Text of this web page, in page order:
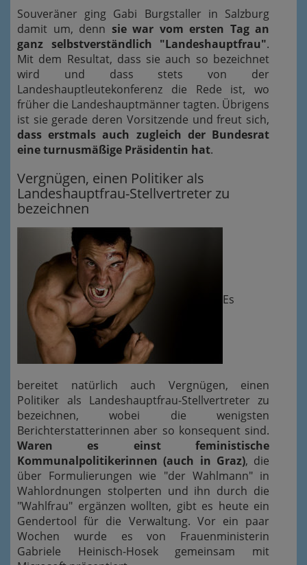
Souveräner ging Gabi Burgstaller in Salzburg
damit um, denn sie war vom ersten Tag an
ganz selbstverständlich "Landeshauptfrau".
Mit dem Resultat, dass sie auch so bezeichnet
wird und dass stets von der
Landeshauptleutekonferenz die Rede ist, wo
früher die Landeshauptmänner tagten. Übrigens
ist sie gerade deren Vorsitzende und freut sich,
dass erstmals auch zugleich der Bundesrat
eine turnusmäßige Präsidentin hat.
Vergnügen, einen Politiker als
Landeshauptfrau-Stellvertreter zu
bezeichnen
Es
bereitet natürlich auch Vergnügen, einen
Politiker als Landeshauptfrau-Stellvertreter zu
bezeichnen, wobei die wenigsten
Berichterstatterinnen aber so konsequent sind.
Waren es einst feministische
Kommunalpolitikerinnen (auch in Graz), die
über Formulierungen wie "der Wahlmann" in
Wahlordnungen stolperten und ihn durch die
"Wahlfrau" ergänzen wollten, gibt es heute ein
Gendertool für die Verwaltung. Vor ein paar
Wochen wurde es von Frauenministerin
Gabriele Heinisch-Hosek gemeinsam mit